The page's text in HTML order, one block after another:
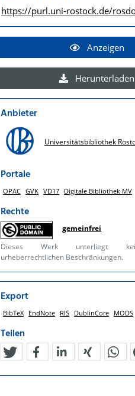
https://purl.uni-rostock.de/
Anzeigen
Herunterladen
Anbieter
Universitätsbibliothek
Portale
OPAC GVK VD17 Digitale Bibliothek MV
Rechte
gemeinfrei
Dieses Werk unterliegt
urheberrechtlichen Beschränkungen.
Export
BibTeX EndNote RIS DublinCore MODS
Teilen